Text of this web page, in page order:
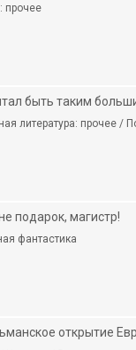
прочее
быть таким
литература: прочее /
подарок, магистр!
фантастика
открытие